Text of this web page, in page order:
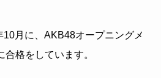
月に、AKB48オープニングメ
格をしています。